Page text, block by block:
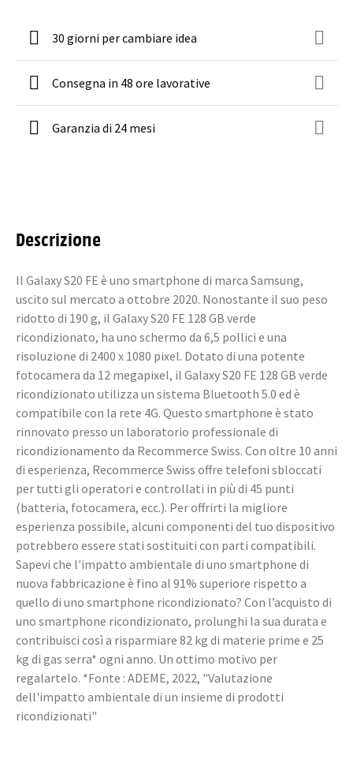
30 giorni per cambiare idea
Consegna in 48 ore lavorative
Garanzia di 24 mesi
Descrizione
Il Galaxy S20 FE è uno smartphone di marca Samsung,
uscito sul mercato a ottobre 2020. Nonostante il suo peso
ridotto di 190 g, il Galaxy S20 FE 128 GB verde
ricondizionato, ha uno schermo da 6,5 pollici e una
risoluzione di 2400 x 1080 pixel. Dotato di una potente
fotocamera da 12 megapixel, il Galaxy S20 FE 128 GB verde
ricondizionato utilizza un sistema Bluetooth 5.0 ed è
compatibile con la rete 4G. Questo smartphone è stato
rinnovato presso un laboratorio professionale di
ricondizionamento da Recommerce Swiss. Con oltre 10 anni
di esperienza, Recommerce Swiss offre telefoni sbloccati
per tutti gli operatori e controllati in più di 45 punti
(batteria, fotocamera, ecc.). Per offrirti la migliore
esperienza possibile, alcuni componenti del tuo dispositivo
potrebbero essere stati sostituiti con parti compatibili.
Sapevi che l'impatto ambientale di uno smartphone di
nuova fabbricazione è fino al 91% superiore rispetto a
quello di uno smartphone ricondizionato? Con l’acquisto di
uno smartphone ricondizionato, prolunghi la sua durata e
contribuisci così a risparmiare 82 kg di materie prime e 25
kg di gas serra* ogni anno. Un ottimo motivo per
regalartelo. *Fonte : ADEME, 2022, "Valutazione
dell'impatto ambientale di un insieme di prodotti
ricondizionati"